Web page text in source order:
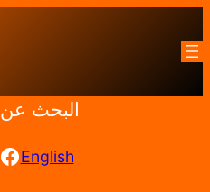
إلى
المحتوى
البحث عن
English